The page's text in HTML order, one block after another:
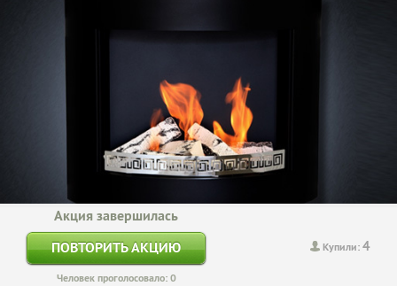
Купили:4
Акция завершилась
ПОВТОРИТЬ АКЦИЮ
Человек проголосовало: 0